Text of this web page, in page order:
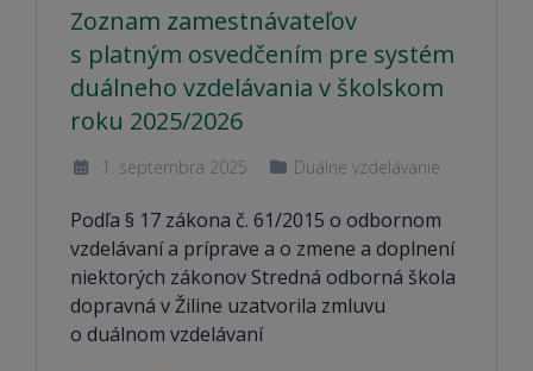
Zoznam zamestnávateľov
s platným osvedčením pre systém
duálneho vzdelávania v školskom
roku 2025/2026
1. septembra 2025 Duálne vzdelávanie
Podľa § 17 zákona č. 61/2015 o odbornom
vzdelávaní a príprave a o zmene a doplnení
niektorých zákonov Stredná odborná škola
dopravná v Žiline uzatvorila zmluvu
o duálnom vzdelávaní